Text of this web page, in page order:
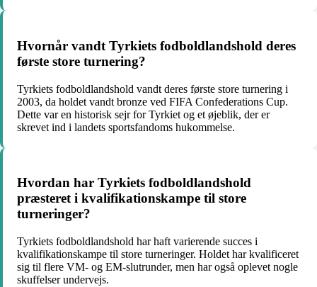
Hvornår vandt Tyrkiets fodboldlandshold deres
første store turnering?
Tyrkiets fodboldlandshold vandt deres første store turnering i
2003, da holdet vandt bronze ved FIFA Confederations Cup.
Dette var en historisk sejr for Tyrkiet og et øjeblik, der er
skrevet ind i landets sportsfandoms hukommelse.
Hvordan har Tyrkiets fodboldlandshold
præsteret i kvalifikationskampe til store
turneringer?
Tyrkiets fodboldlandshold har haft varierende succes i
kvalifikationskampe til store turneringer. Holdet har kvalificeret
sig til flere VM- og EM-slutrunder, men har også oplevet nogle
skuffelser undervejs.